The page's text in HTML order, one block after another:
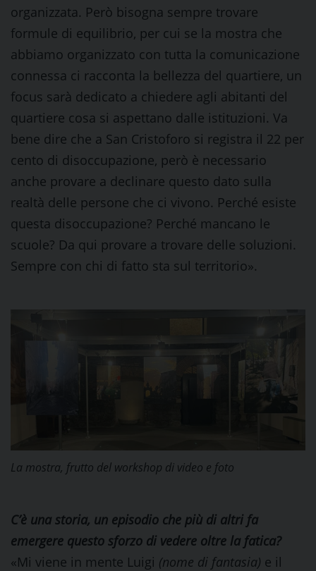
organizzata. Però bisogna sempre trovare
formule di equilibrio, per cui se la mostra che
abbiamo organizzato con tutta la comunicazione
connessa ci racconta la bellezza del quartiere, un
focus sarà dedicato a chiedere agli abitanti del
quartiere cosa si aspettano dalle istituzioni. Va
bene dire che a San Cristoforo si registra il 22 per
cento di disoccupazione, però è necessario
anche provare a declinare questo dato sulla
realtà delle persone che ci vivono. Perché esiste
questa disoccupazione? Perché mancano le
scuole? Da qui provare a trovare delle soluzioni.
Sempre con chi di fatto sta sul territorio».
La mostra, frutto del workshop di video e foto
C’è una storia, un episodio che più di altri fa
emergere questo sforzo di vedere oltre la fatica?
«Mi viene in mente Luigi (nome di fantasia) e il